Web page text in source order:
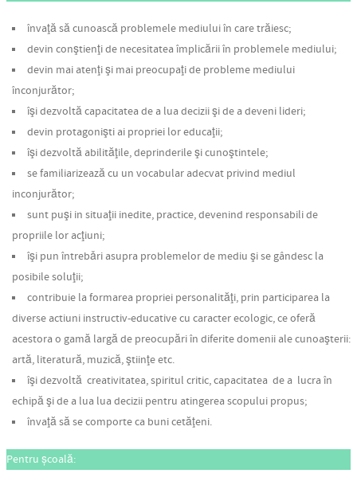
învaţă să cunoască problemele mediului în care trăiesc;
devin conştienţi de necesitatea împlicării în problemele mediului;
devin mai atenţi şi mai preocupaţi de probleme mediului
înconjurător;
îşi dezvoltă capacitatea de a lua decizii şi de a deveni lideri;
devin protagonişti ai propriei lor educaţii;
îşi dezvoltă abilităţile, deprinderile şi cunoştintele;
se familiarizează cu un vocabular adecvat privind mediul
inconjurător;
sunt puşi in situaţii inedite, practice, devenind responsabili de
propriile lor acţiuni;
îşi pun întrebǎri asupra problemelor de mediu şi se gândesc la
posibile soluţii;
contribuie la formarea propriei personalităţi, prin participarea la
diverse actiuni instructiv-educative cu caracter ecologic, ce oferă
acestora o gamă largă de preocupări în diferite domenii ale cunoaşterii:
artă, literatură, muzică, ştiinţe etc.
îşi dezvoltă creativitatea, spiritul critic, capacitatea de a lucra în
echipă şi de a lua lua decizii pentru atingerea scopului propus;
învaţă să se comporte ca buni cetăţeni.
Pentru școală: